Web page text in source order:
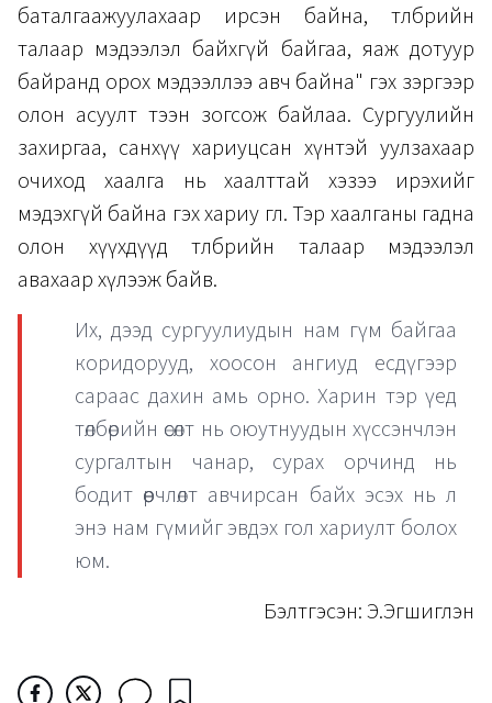
баталгаажуулахаар ирсэн байна, төлбөрийн
талаар мэдээлэл байхгүй байгаа, яаж дотуур
байранд орох мэдээллээ авч байна" гэх зэргээр
олон асуулт тээн зогсож байлаа. Сургуулийн
захиргаа, санхүү хариуцсан хүнтэй уулзахаар
очиход хаалга нь хаалттай хэзээ ирэхийг
мэдэхгүй байна гэх хариу өглөө. Тэр хаалганы гадна
олон хүүхдүүд төлбөрийн талаар мэдээлэл
авахаар хүлээж байв.
Их, дээд сургуулиудын нам гүм байгаа
коридорууд, хоосон ангиуд есдүгээр
сараас дахин амь орно. Харин тэр үед
төлбөрийн өсөлт нь оюутнуудын хүссэнчлэн
сургалтын чанар, сурах орчинд нь
бодит өөрчлөлт авчирсан байх эсэх нь л
энэ нам гүмийг эвдэх гол хариулт болох
юм.
Бэлтгэсэн: Э.Эгшиглэн